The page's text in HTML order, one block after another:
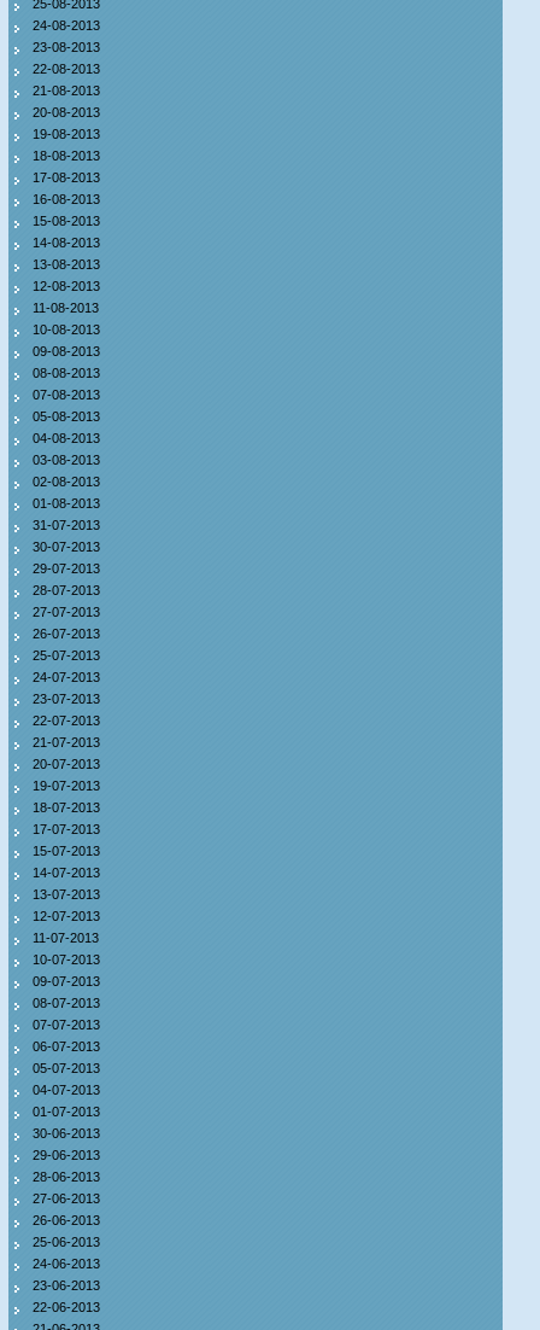
25-08-2013
24-08-2013
23-08-2013
22-08-2013
21-08-2013
20-08-2013
19-08-2013
18-08-2013
17-08-2013
16-08-2013
15-08-2013
14-08-2013
13-08-2013
12-08-2013
11-08-2013
10-08-2013
09-08-2013
08-08-2013
07-08-2013
05-08-2013
04-08-2013
03-08-2013
02-08-2013
01-08-2013
31-07-2013
30-07-2013
29-07-2013
28-07-2013
27-07-2013
26-07-2013
25-07-2013
24-07-2013
23-07-2013
22-07-2013
21-07-2013
20-07-2013
19-07-2013
18-07-2013
17-07-2013
15-07-2013
14-07-2013
13-07-2013
12-07-2013
11-07-2013
10-07-2013
09-07-2013
08-07-2013
07-07-2013
06-07-2013
05-07-2013
04-07-2013
01-07-2013
30-06-2013
29-06-2013
28-06-2013
27-06-2013
26-06-2013
25-06-2013
24-06-2013
23-06-2013
22-06-2013